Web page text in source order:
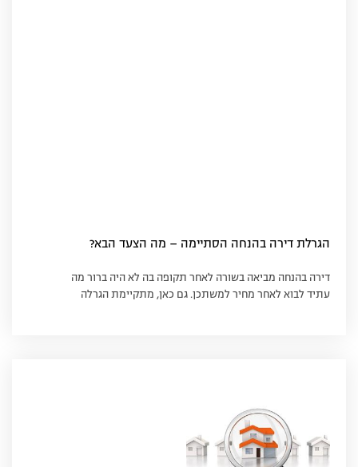
הגרלת דירה בהנחה הסתיימה – מה הצעד הבא?
דירה בהנחה מביאה בשורה לאחר תקופה בה לא היה ברור מה
עתיד לבוא לאחר מחיר למשתכן. גם כאן, מתקיימת הגרלה